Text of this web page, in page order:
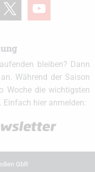
youtube
bleiben? Dann
Während der Saison
Woche die wichtigsten
Einfach hier anmelden:
GbR